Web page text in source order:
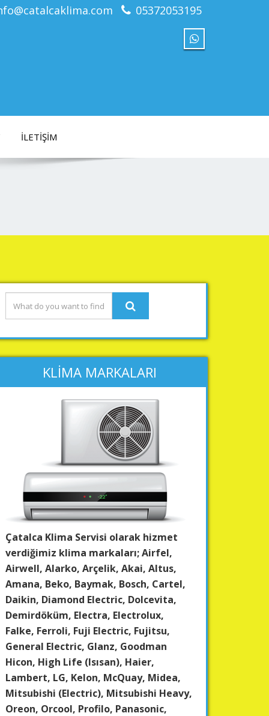
05372053195
İLETIŞIM
KLİMA MARKALARI
Çatalca Klima Servisi olarak hizmet
verdiğimiz klima markaları; Airfel,
Airwell, Alarko, Arçelik, Akai, Altus,
Amana, Beko, Baymak, Bosch, Cartel,
Daikin, Diamond Electric, Dolcevita,
Demirdöküm, Electra, Electrolux,
Falke, Ferroli, Fuji Electric, Fujitsu,
General Electric, Glanz, Goodman
Hicon, High Life (Isısan), Haier,
Lambert, LG, Kelon, McQuay, Midea,
Mitsubishi (Electric), Mitsubishi Heavy,
Oreon, Orcool, Profilo, Panasonic,